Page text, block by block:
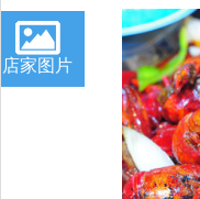
店家图片